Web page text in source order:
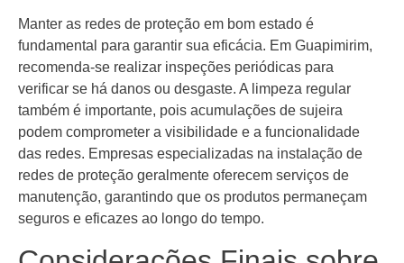
Manter as redes de proteção em bom estado é
fundamental para garantir sua eficácia. Em Guapimirim,
recomenda-se realizar inspeções periódicas para
verificar se há danos ou desgaste. A limpeza regular
também é importante, pois acumulações de sujeira
podem comprometer a visibilidade e a funcionalidade
das redes. Empresas especializadas na instalação de
redes de proteção geralmente oferecem serviços de
manutenção, garantindo que os produtos permaneçam
seguros e eficazes ao longo do tempo.